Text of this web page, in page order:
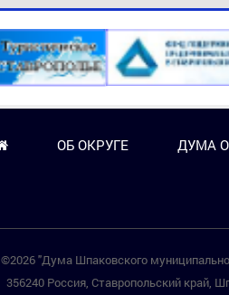
ОБ ОКРУГЕ ДУМА
©2026 "Дума Шпаковского
356240 Россия, Ставропольский край,